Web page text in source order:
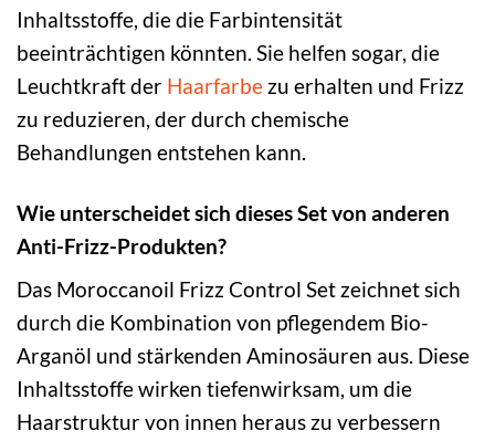
Inhaltsstoffe, die die Farbintensität
beeinträchtigen könnten. Sie helfen sogar, die
Leuchtkraft der Haarfarbe zu erhalten und Frizz
zu reduzieren, der durch chemische
Behandlungen entstehen kann.
Wie unterscheidet sich dieses Set von anderen
Anti-Frizz-Produkten?
Das Moroccanoil Frizz Control Set zeichnet sich
durch die Kombination von pflegendem Bio-
Arganöl und stärkenden Aminosäuren aus. Diese
Inhaltsstoffe wirken tiefenwirksam, um die
Haarstruktur von innen heraus zu verbessern